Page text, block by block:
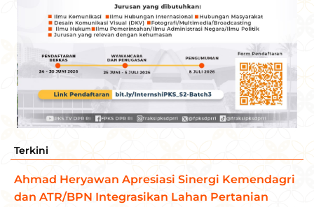
Terkini
Ahmad Heryawan Apresiasi Sinergi Kemendagri
dan ATR/BPN Integrasikan Lahan Pertanian